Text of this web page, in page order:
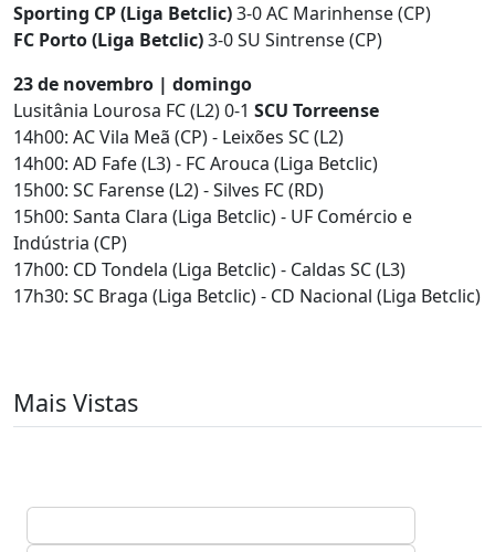
Sporting CP (Liga Betclic)3-0 AC Marinhense (CP)
FC Porto (Liga Betclic)3-0 SU Sintrense (CP)
23 de novembro | domingo
Lusitânia Lourosa FC (L2) 0-1 SCU Torreense
14h00: AC Vila Meã (CP) - Leixões SC (L2)
14h00: AD Fafe (L3) - FC Arouca (Liga Betclic)
15h00: SC Farense (L2) - Silves FC (RD)
15h00: Santa Clara (Liga Betclic) - UF Comércio e
Indústria (CP)
17h00: CD Tondela (Liga Betclic) - Caldas SC (L3)
17h30: SC Braga (Liga Betclic) - CD Nacional (Liga Betclic)
Mais Vistas